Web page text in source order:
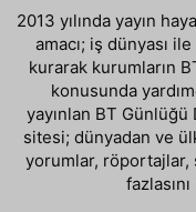
2013 yılında yayın
amacı; iş dünyası
kurarak kurumların
konusunda
yayınlan BT
sitesi; dünyadan ve
yorumlar, röportajlar,